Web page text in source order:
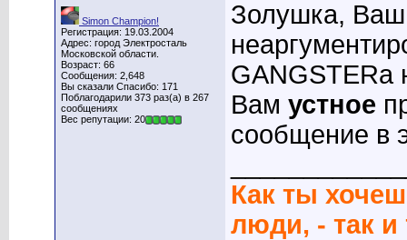
Simon Champion!
Регистрация: 19.03.2004
Адрес: город Электросталь
Московской области.
Возраст: 66
Сообщения: 2,648
Вы сказали Спасибо: 171
Поблагодарили 373 раз(а) в 267
сообщениях
Вес репутации: 20
Золушка, Ваш
Вам устное
сообщение в
Как ты
люди, - так